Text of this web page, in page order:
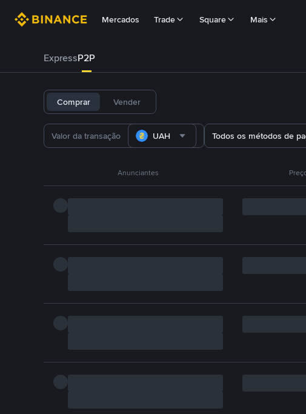
Mercados Trade Square Mais
ExpressP2P
Comprar Vender
UAH Todos os métodos de
Anunciantes